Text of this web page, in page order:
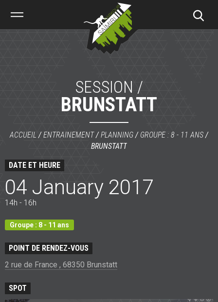
Parkour
SESSION /
BRUNSTATT
ACCUEIL /ENTRAINEMENT/PLANNING / GROUPE : 8 - 11 ANS /
BRUNSTATT
DATE ET HEURE
04 January 2017
14h - 16h
Groupe : 8 - 11 ans
POINT DE RENDEZ-VOUS
2 rue de France , 68350 Brunstatt
SPOT